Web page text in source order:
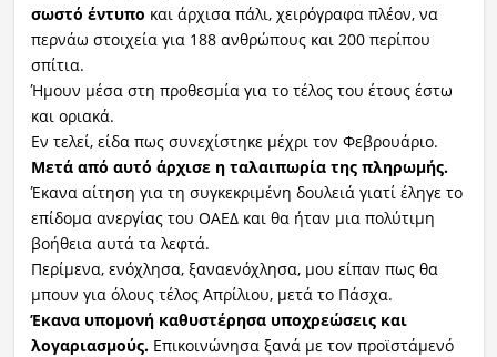
σωστό έντυπο και άρχισα πάλι, χειρόγραφα πλέον, να
περνάω στοιχεία για 188 ανθρώπους και 200 περίπου
σπίτια.
Ήμουν μέσα στη προθεσμία για το τέλος του έτους έστω
και οριακά.
Εν τελεί, είδα πως συνεχίστηκε μέχρι τον Φεβρουάριο.
Μετά από αυτό άρχισε η ταλαιπωρία της πληρωμής.
Έκανα αίτηση για τη συγκεκριμένη δουλειά γιατί έληγε το
επίδομα ανεργίας του ΟΑΕΔ και θα ήταν μια πολύτιμη
βοήθεια αυτά τα λεφτά.
Περίμενα, ενόχλησα, ξαναενόχλησα, μου είπαν πως θα
μπουν για όλους τέλος Απρίλιου, μετά το Πάσχα.
Έκανα υπομονή καθυστέρησα υποχρεώσεις και
λογαριασμούς. Επικοινώνησα ξανά με τον προϊστάμενό